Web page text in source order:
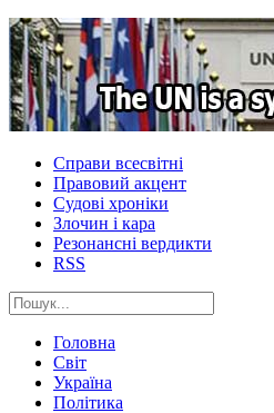
Справи всесвітні
Правовий акцент
Судові хроніки
Злочин і кара
Резонансні вердикти
RSS
Головна
Світ
Україна
Політика